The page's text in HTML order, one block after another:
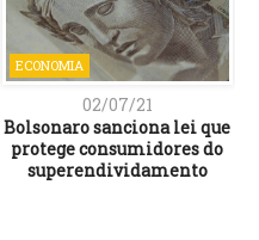
ECONOMIA
02/07/21
Bolsonaro sanciona lei que
protege consumidores do
superendividamento